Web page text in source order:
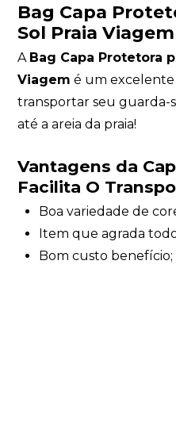
Bag Capa
Sol Praia Viagem
A Bag Capa Protetora
Viagem é um excelente
transportar seu guarda-
até a areia da praia!
Vantagens da
Facilita O
Boa variedade de
Item que agrada
Bom custo benefício;